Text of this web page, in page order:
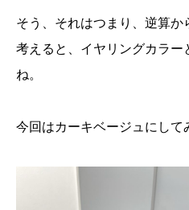
そう、それはつまり、逆算か
考えると、イヤリングカラー
ね。
今回はカーキベージュにして